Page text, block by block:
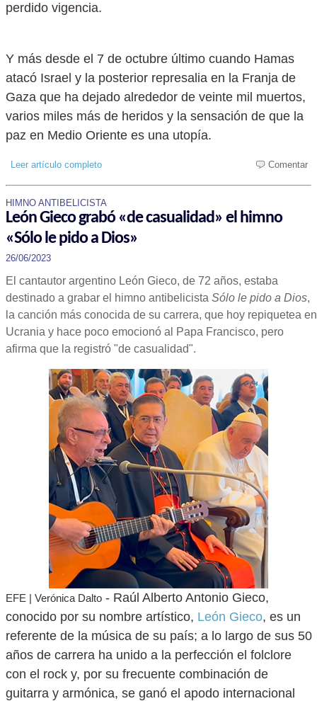
perdido vigencia.
Y más desde el 7 de octubre último cuando Hamas
atacó Israel y la posterior represalia en la Franja de
Gaza que ha dejado alrededor de veinte mil muertos,
varios miles más de heridos y la sensación de que la
paz en Medio Oriente es una utopía.
Leer artículo completo Comentar
HIMNO ANTIBELICISTA
León Gieco grabó «de casualidad» el himno
«Sólo le pido a Dios»
26/06/2023
El cantautor argentino León Gieco, de 72 años, estaba
destinado a grabar el himno antibelicista Sólo le pido a Dios,
la canción más conocida de su carrera, que hoy repiquetea en
Ucrania y hace poco emocionó al Papa Francisco, pero
afirma que la registró "de casualidad".
EFE | Verónica Dalto - Raúl Alberto Antonio Gieco,
conocido por su nombre artístico, León Gieco, es un
referente de la música de su país; a lo largo de sus 50
años de carrera ha unido a la perfección el folclore
con el rock y, por su frecuente combinación de
guitarra y armónica, se ganó el apodo internacional